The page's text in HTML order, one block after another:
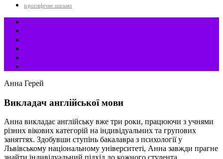
ієрогліфічне письмо
Анна Герей
Викладач англійської мови
Анна викладає англійську вже три роки, працюючи з учнями
різних вікових категорій на індивідуальних та групових
заняттях. Здобувши ступінь бакалавра з психології у
Львівському національному університеті, Анна завжди прагне